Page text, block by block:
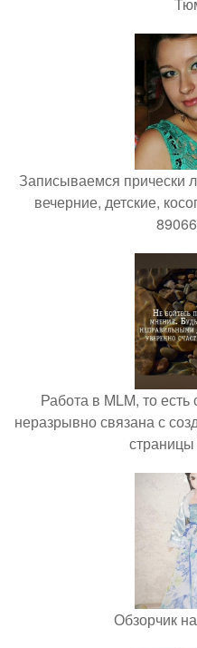
Записываемся прически
вечерние, детские,
Работа в MLM, то
неразрывно связана с
страницы
Обзорчик